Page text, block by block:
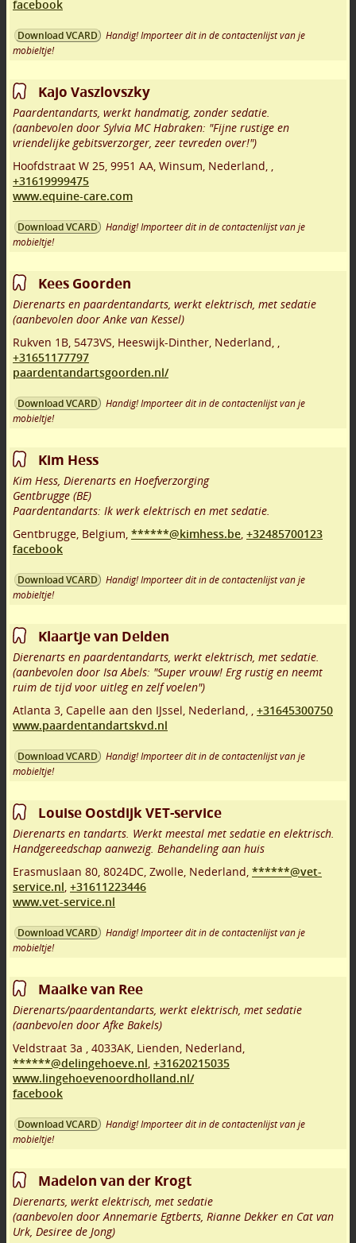
facebook
Download VCARD
Handig! Importeer dit in de contactenlijst van je
mobieltje!
Kajo Vaszlovszky
Paardentandarts, werkt handmatig, zonder sedatie.
(aanbevolen door Sylvia MC Habraken: "Fijne rustige en
vriendelijke gebitsverzorger, zeer tevreden over!")
Hoofdstraat W 25 9951 AA Winsum Nederland,
+31619999475
www.equine-care.com
Download VCARD
Handig! Importeer dit in de contactenlijst van je
mobieltje!
Kees Goorden
Dierenarts en paardentandarts, werkt elektrisch, met sedatie
(aanbevolen door Anke van Kessel)
Rukven 1B 5473VS Heeswijk-Dinther Nederland,
+31651177797
paardentandartsgoorden.nl/
Download VCARD
Handig! Importeer dit in de contactenlijst van je
mobieltje!
Kim Hess
Kim Hess, Dierenarts en Hoefverzorging
Gentbrugge (BE)
Paardentandarts: Ik werk elektrisch en met sedatie.
Gentbrugge Belgium, ******@kimhess.be +32485700123
facebook
Download VCARD
Handig! Importeer dit in de contactenlijst van je
mobieltje!
Klaartje van Delden
Dierenarts en paardentandarts, werkt elektrisch, met sedatie.
(aanbevolen door Isa Abels: "Super vrouw! Erg rustig en neemt
ruim de tijd voor uitleg en zelf voelen")
Atlanta 3 Capelle aan den IJssel Nederland,
+31645300750
www.paardentandartskvd.nl
Download VCARD
Handig! Importeer dit in de contactenlijst van je
mobieltje!
Louise Oostdijk VET-service
Dierenarts en tandarts. Werkt meestal met sedatie en elektrisch.
Handgereedschap aanwezig. Behandeling aan huis
Erasmuslaan 80 8024DC Zwolle Nederland, ******@vet-
service.nl +31611223446
www.vet-service.nl
Download VCARD
Handig! Importeer dit in de contactenlijst van je
mobieltje!
Maaike van Ree
Dierenarts/paardentandarts, werkt elektrisch, met sedatie
(aanbevolen door Afke Bakels)
Veldstraat 3a
4033AK Lienden Nederland,
******@delingehoeve.nl +31620215035
www.lingehoevenoordholland.nl/
facebook
Download VCARD
Handig! Importeer dit in de contactenlijst van je
mobieltje!
Madelon van der Krogt
Dierenarts, werkt elektrisch, met sedatie
(aanbevolen door Annemarie Egtberts, Rianne Dekker en Cat van
Urk, Desiree de Jong)